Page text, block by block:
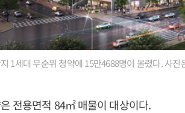
1세대 무순위 청약에 15만4688명이 몰렸다. 사진
전용면적 84㎡ 매물이 대상이다.